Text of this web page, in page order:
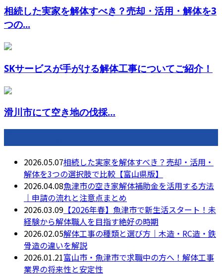
相続した実家を解体すべき？売却・活用・解体を3
つの...
SKサービスが手がける解体工事についてご紹介！
滑川市にて空き地の伐採…
2026.05.07相続した実家を解体すべき？売却・活用・
解体を3つの選択肢で比較【富山県版】
2026.04.08魚津市の空き家解体補助金を活用する方法
｜申請の流れと注意点まとめ
2026.03.09 【2026年春】魚津市で新生活スタート！未
経験から解体職人を目指す絶好の時期
2026.02.05解体工事の種類と選び方｜木造・RC造・鉄
骨造の違いを解説
2026.01.21富山市・魚津市で求職中の方へ！解体工事
業界の将来性と安定性